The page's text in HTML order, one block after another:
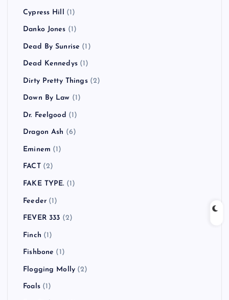
Cypress Hill (1)
Danko Jones (1)
Dead By Sunrise (1)
Dead Kennedys(1)
Dirty Pretty Things(2)
Down By Law (1)
Dr. Feelgood (1)
Dragon Ash (6)
Eminem (1)
FACT(2)
FAKE TYPE. (1)
Feeder(1)
FEVER 333 (2)
Finch (1)
Fishbone (1)
Flogging Molly (2)
Foals(1)